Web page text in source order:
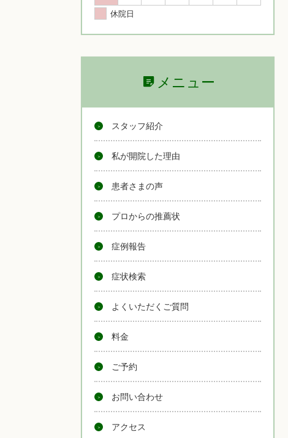
休院日
メニュー
スタッフ紹介
私が開院した理由
患者さまの声
プロからの推薦状
症例報告
症状検索
よくいただくご質問
料金
ご予約
お問い合わせ
アクセス